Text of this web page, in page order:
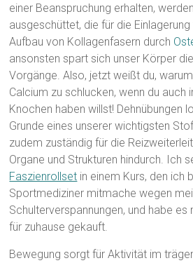
einer Beanspruchung erhalten,
ausgeschüttet, die für die
Aufbau von Kollagenfasern durch
ansonsten spart sich unser Körper
Vorgänge. Also, jetzt weißt du,
Calcium zu schlucken, wenn du auch
Knochen haben willst! Dehnübungen
Grunde eines unserer wichtigsten
zudem zuständig für die
Organe und Strukturen hindurch. Ich
Faszienrollset in einem Kurs, den ich
Sportmediziner mitmache wegen
Schulterverspannungen, und habe
für zuhause gekauft.
Bewegung sorgt für Aktivität im